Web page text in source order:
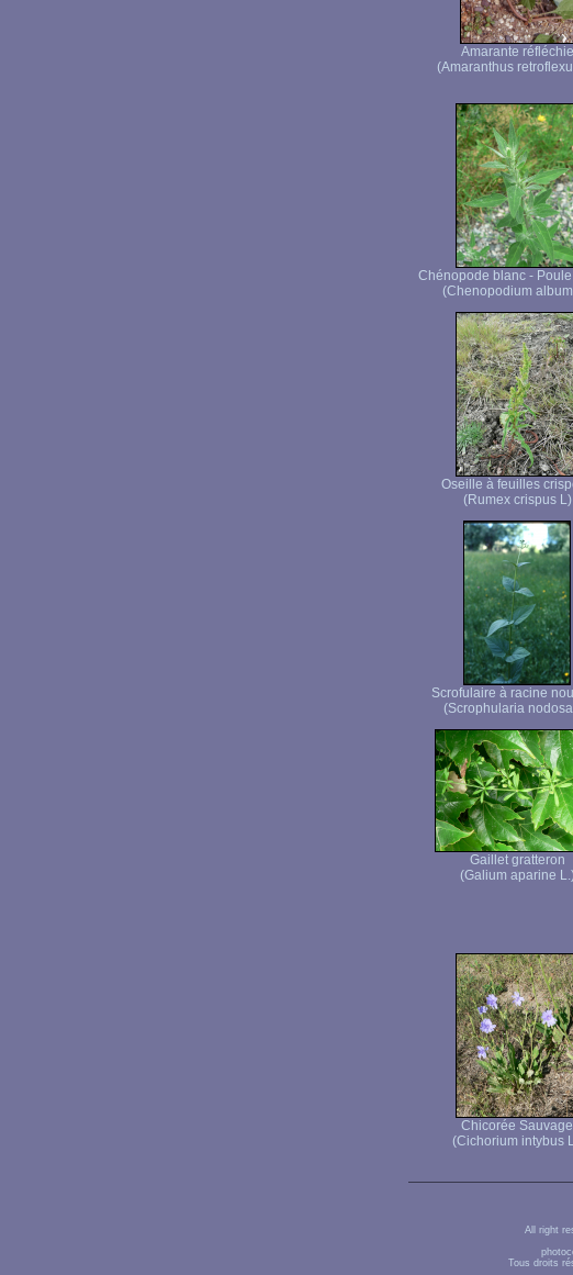
Amarante réfléchie
(Amaranthus
Chénopode blanc -
(Chenopodium
Oseille à feuilles
(Rumex crispus L)
Scrofulaire à racine
(Scrophularia
Gaillet gratteron
(Galium aparine L.)
Chicorée Sauvage
(Cichorium intybus
All right
Tous droits